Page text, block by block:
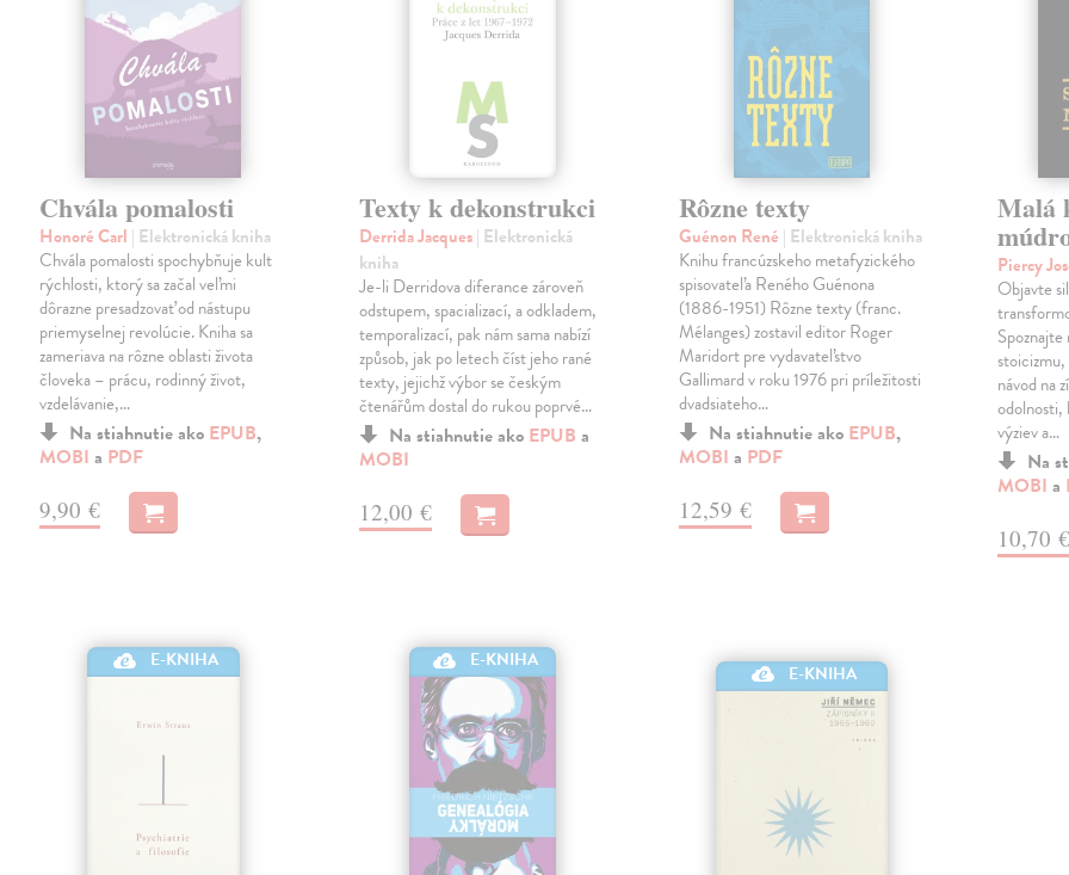
Chvála pomalosti
Honoré Carl | Elektronická kniha
Chvála pomalosti spochybňuje kult
rýchlosti, ktorý sa začal veľmi
dôrazne presadzovať od nástupu
priemyselnej revolúcie. Kniha sa
zameriava na rôzne oblasti života
človeka – prácu, rodinný život,
vzdelávanie,…
Na stiahnutie ako EPUB,
MOBI a PDF
9,90 €
Texty k dekonstrukci
Derrida Jacques| Elektronická
kniha
Je-li Derridova diferance zároveň
odstupem, spacializací, a odkladem,
temporalizací, pak nám sama nabízí
způsob, jak po letech číst jeho rané
texty, jejichž výbor se českým
čtenářům dostal do rukou poprvé…
Na stiahnutie ako EPUB a
MOBI
12,00 €
Rôzne texty
Guénon René | Elektronická kniha
Knihu francúzskeho metafyzického
spisovateľa Reného Guénona
(1886-1951) Rôzne texty (franc.
Mélanges) zostavil editor Roger
Maridort pre vydavateľstvo
Gallimard v roku 1976 pri príležitosti
dvadsiateho…
Na stiahnutie ako EPUB,
MOBI a PDF
12,59 €
Malá
Piercy
Objavte
návod na
odolnosti,
výziev a…
Na
MOBI a
10,70 €
E-KNIHA E-KNIHA
E-KNIHA